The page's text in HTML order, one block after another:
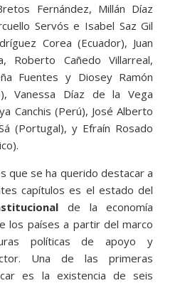
Fernández, Millán Díaz
Servós e Isabel Saz Gil
Corea (Ecuador), Juan
Roberto Cañedo Villarreal,
Fuentes y Diosey Ramón
Vanessa Díaz de la Vega
Canchis (Perú), José Alberto
(Portugal), y Efraín Rosado
que se ha querido destacar a
capítulos es el estado del
de la economía
los países a partir del marco
políticas de apoyo y
Una de las primeras
es la existencia de seis